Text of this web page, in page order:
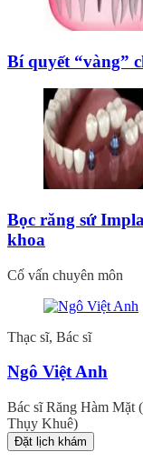
Bí quyết “vàng”
Bọc răng sứ
khoa
Cố vấn chuyên môn
Thạc sĩ, Bác sĩ
Ngô Việt Anh
Bác sĩ Răng Hàm Mặt
Thụy Khuê)
Đặt lịch khám